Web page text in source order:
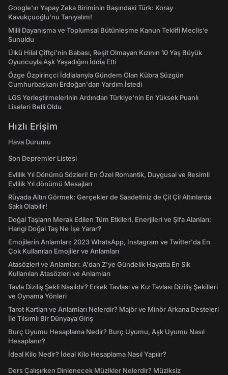
Google'ın Yapay Zeka Biriminin Başındaki Türk: Koray
Kavukçuoğlu'nu Tanıyalım!
Milli Dayanışma ve Toplumsal Bütünleşme Kanun Teklifi Meclis’e
Sunuldu
Ülkü Hilal Çiftçi'nin Babası, Reşit Olmayan Kızının 10 Yaş Büyük
Oyuncuyla Aşk Yaşadığını İddia Etti
Özge Özpirinçci İddialarıyla Gündem Olan Kübra Süzgün
Cumhurbaşkanı Erdoğan'dan Yardım İstedi
LGS Yerleştirmelerinin Ardından Türkiye'nin En Yüksek Puanlı
Liseleri Belli Oldu
Hızlı Erişim
Hava Durumu
Son Depremler Listesi
Evlilik Yıl Dönümü Sözleri! En Özel Romantik, Duygusal ve Resimli
Evlilik Yıl dönümü Mesajları
Rüyada Altın Görmek: Gerçekler de Saadetiniz de Çil Çil Altınlarda
Saklı Olabilir!
Doğal Taşların Merak Edilen Tüm Etkileri, Enerjileri ve Şifa Alanları:
Hangi Doğal Taş Ne İşe Yarar?
Emojilerin Anlamları: 2023 WhatsApp, Instagram ve Twitter'da En
Çok Kullanılan Emojiler ve Anlamları
Atasözleri ve Anlamları: A'dan Z'ye Gündelik Hayatta En Sık
Kullanılan Atasözleri ve Anlamları
Tavla Diziliş Şekli Nasıldır? Erkek Tavlası ve Kız Tavlası Diziliş Şekilleri
ve Oynama Yönleri
Tarot Kartları ve Anlamları Nelerdir? Majör ve Minör Arkana Desteleri
İle Tılsımlı Bir Dünyaya Giriş
Burç Uyumu Hesaplama Nedir? Burç Uyumu, Aşk Uyumu Nasıl
Hesaplanır?
İdeal Kilo Nedir? İdeal Kilo Hesaplama Nasıl Yapılır?
Ders Çalışırken Dinlenecek Müzikler Nelerdir? Müziksiz